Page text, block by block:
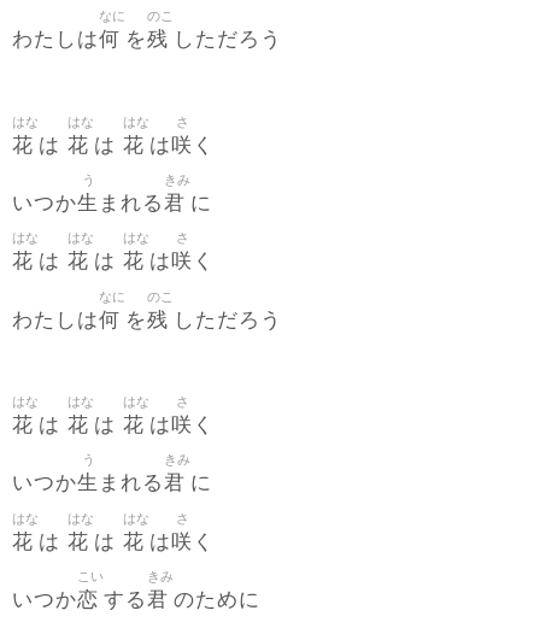
わたしは何
なに
を残
のこ
しただろう
花
はな
は 花
はな
は 花
はな
は咲
さ
く
いつか生
う
まれる君
きみ
に
花
はな
は 花
はな
は 花
はな
は咲
さ
く
わたしは何
なに
を残
のこ
しただろう
花
はな
は 花
はな
は 花
はな
は咲
さ
く
いつか生
う
まれる君
きみ
に
花
はな
は 花
はな
は 花
はな
は咲
さ
く
いつか恋
こい
する君
きみ
のために